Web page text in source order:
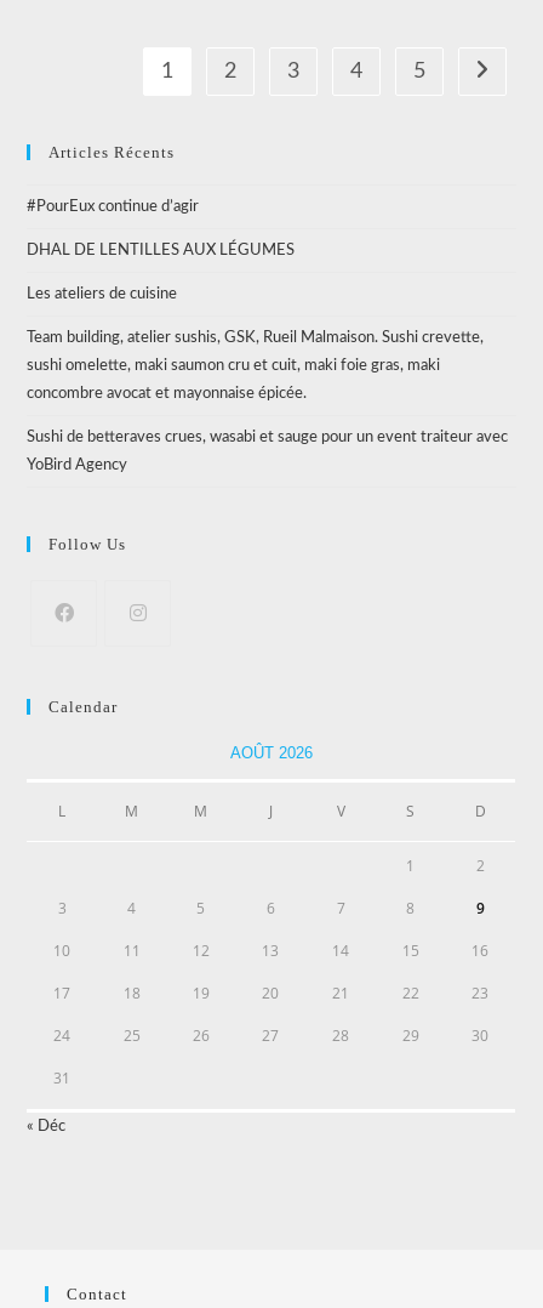
Pour
1 2 3 4 5 Aller à
Articles Récents
#PourEux continue d’agir
DHAL DE LENTILLES AUX LÉGUMES
Les ateliers de cuisine
Team building, atelier sushis, GSK, Rueil Malmaison. Sushi crevette,
sushi omelette, maki saumon cru et cuit, maki foie gras, maki
concombre avocat et mayonnaise épicée.
Sushi de betteraves crues, wasabi et sauge pour un event traiteur avec
YoBird Agency
Follow Us
Calendar
AOÛT 2026
L M M J V S D
1 2
3 4 5 6 7 8 9
10 11 12 13 14 15 16
17 18 19 20 21 22 23
24 25 26 27 28 29 30
31
« Déc
Contact